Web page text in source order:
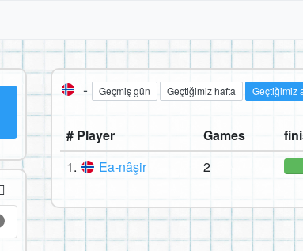
- Geçmiş gün Geçtiğimiz hafta Geçtiğimiz
# Player Games
1.
Ea-nâşir 2